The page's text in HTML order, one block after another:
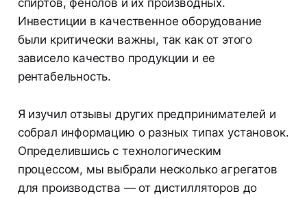
Инвестиции в качественное оборудование
были критически важны, так как от этого
зависело качество продукции и ее
рентабельность.
Я изучил отзывы других предпринимателей и
собрал информацию о разных типах установок.
Определившись с технологическим
процессом, мы выбрали несколько агрегатов
для производства — от дистилляторов до